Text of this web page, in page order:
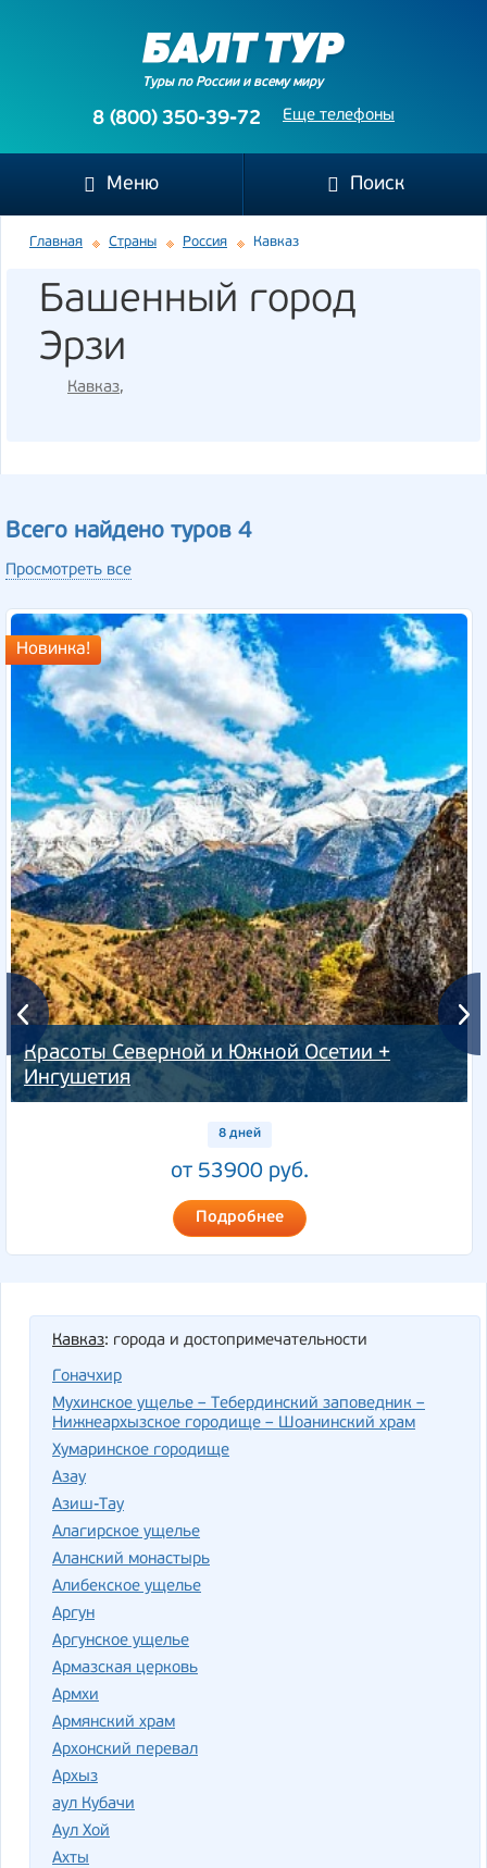
Туры по России и всему миру
Еще телефоны
8 (800) 350-39-72
Меню Поиск
Главная Страны Россия Кавказ
Башенный город
Эрзи
Кавказ,
Всего найдено туров 4
Просмотреть все
Красоты Северной и Южной Осетии +
Ингушетия
Новинка!
8 дней
от 53900 руб.
Подробнее
Кавказ: города и достопримечательности
Гоначхир
Мухинское ущелье – Тебердинский заповедник –
Нижнеархызское городище – Шоанинский храм
Хумаринское городище
Азау
Азиш-Тау
Алагирское ущелье
Аланский монастырь
Алибекское ущелье
Аргун
Аргунское ущелье
Армазская церковь
Армхи
Армянский храм
Архонский перевал
Архыз
аул Кубачи
Аул Хой
Ахты